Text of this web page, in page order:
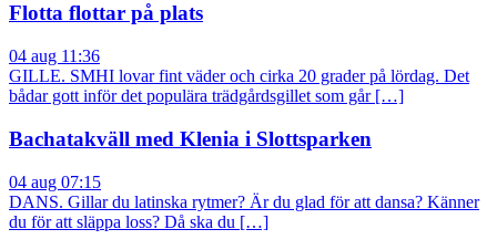
Flotta flottar på plats
04 aug 11:36
GILLE. SMHI lovar fint väder och cirka 20 grader på lördag. Det
bådar gott inför det populära trädgårdsgillet som går […]
Bachatakväll med Klenia i Slottsparken
04 aug 07:15
DANS. Gillar du latinska rytmer? Är du glad för att dansa? Känner
du för att släppa loss? Då ska du […]